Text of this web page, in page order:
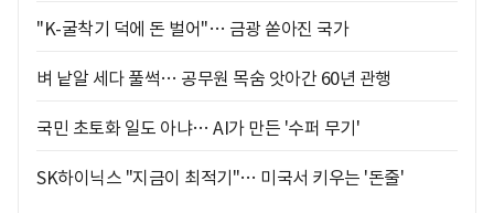
"K-굴착기 덕에 돈 벌어"… 금광 쏟아진 국가
벼 낱알 세다 풀썩… 공무원 목숨 앗아간 60년 관행
국민 초토화 일도 아냐… AI가 만든 '수퍼 무기'
SK하이닉스 "지금이 최적기"… 미국서 키우는 '돈줄'